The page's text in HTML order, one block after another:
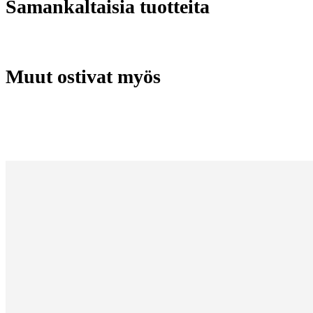
Samankaltaisia tuotteita
Muut ostivat myös